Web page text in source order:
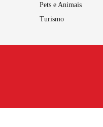
Pets e Animais
Turismo